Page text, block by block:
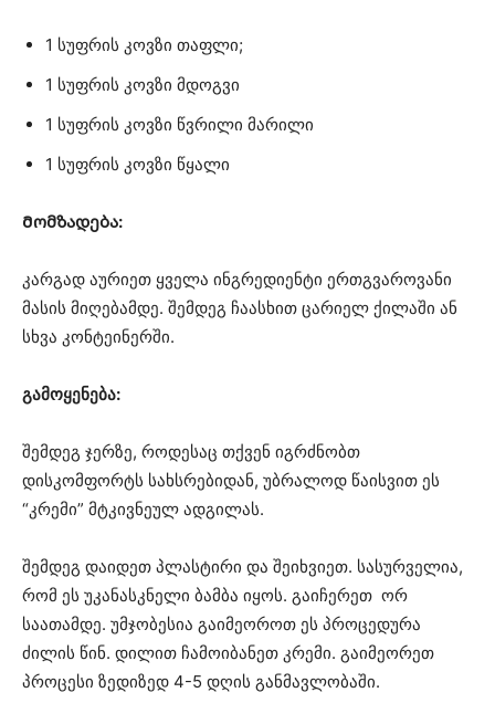
1 სუფრის კოვზი თაფლი;
1 სუფრის კოვზი მდოგვი
1 სუფრის კოვზი წვრილი მარილი
1 სუფრის კოვზი წყალი
Მომზადება:
კარგად აურიეთ ყველა ინგრედიენტი ერთგვაროვანი
მასის მიღებამდე. შემდეგ ჩაასხით ცარიელ ქილაში ან
სხვა კონტეინერში.
გამოყენება:
შემდეგ ჯერზე, როდესაც თქვენ იგრძნობთ
დისკომფორტს სახსრებიდან, უბრალოდ წაისვით ეს
“კრემი” მტკივნეულ ადგილას.
შემდეგ დაიდეთ პლასტირი და შეიხვიეთ. სასურველია,
რომ ეს უკანასკნელი ბამბა იყოს. გაიჩერეთ ორ
საათამდე. უმჯობესია გაიმეოროთ ეს პროცედურა
ძილის წინ. დილით ჩამოიბანეთ კრემი. გაიმეორეთ
პროცესი ზედიზედ 4-5 დღის განმავლობაში.